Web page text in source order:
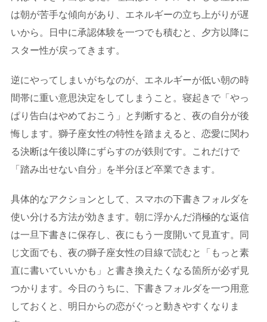
は朝が苦手な傾向があり、エネルギーの立ち上がりが遅
いから。日中に承認体験を一つでも積むと、夕方以降に
スター性が戻ってきます。
逆にやってしまいがちなのが、エネルギーが低い朝の時
間帯に重い意思決定をしてしまうこと。寝起きで「やっ
ぱり告白はやめておこう」と判断すると、夜の自分が後
悔します。獅子座女性の特性を踏まえると、恋愛に関わ
る決断は午後以降にずらすのが鉄則です。これだけで
「踏み出せない自分」を半分ほど卒業できます。
具体的なアクションとして、スマホの下書きフォルダを
使い分ける方法が効きます。朝に浮かんだ消極的な返信
は一旦下書きに保存し、夜にもう一度開いて見直す。同
じ文面でも、夜の獅子座女性の目線で読むと「もっと素
直に書いていいかも」と書き換えたくなる箇所が必ず見
つかります。今日のうちに、下書きフォルダを一つ用意
しておくと、明日からの恋がぐっと動きやすくなりま